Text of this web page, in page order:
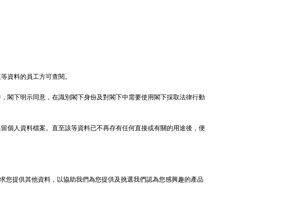
資料的員工方可查閱。
閣下明示同意，在識別閣下身份及對閣下中需要使用閣下採取法律行動
個人資料檔案。直至該等資料已不再存有任何直接或有關的用途後，便
您提供其他資料，以協助我們為您提供及挑選我們認為您感興趣的產品